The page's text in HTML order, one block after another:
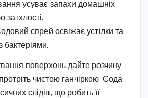
усуває запахи домашніх
затхлості.
спрей освіжає устілки та
бактеріями.
поверхонь дайте розчину
чистою ганчіркою. Сода
слідів, що робить її